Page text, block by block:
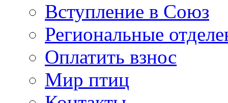
Вступление в Союз
Региональные
Оплатить взнос
Мир птиц